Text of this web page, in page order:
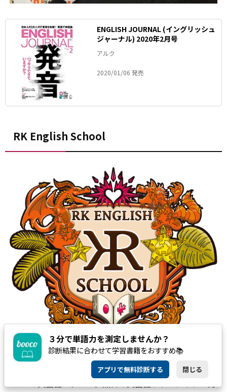
ENGLISH JOURNAL (イングリッシュ
ジャーナル) 2020年2月号
アルク
2020/01/06 発売
RK English School
2013年にリチャード川口が立ち上げた、講師全員がバイリ
ンガルの英会話スクール。無料の英会話ラウンジや、「発
３分で単語力を測定しませんか？
診断結果に合わせて学習書籍をおすすめ📚
アプリで無料診断する 閉じる